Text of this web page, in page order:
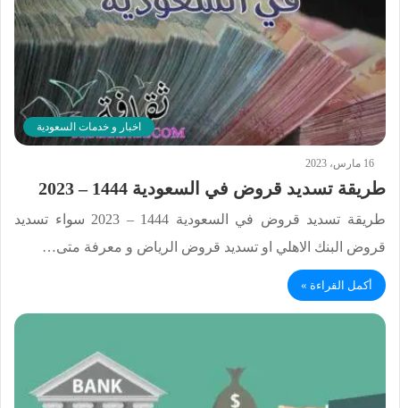
اخبار و خدمات السعودية
16 مارس، 2023
طريقة تسديد قروض في السعودية 1444 – 2023
طريقة تسديد قروض في السعودية 1444 – 2023 سواء تسديد
قروض البنك الاهلي او تسديد قروض الرياض و معرفة متى…
أكمل القراءة »